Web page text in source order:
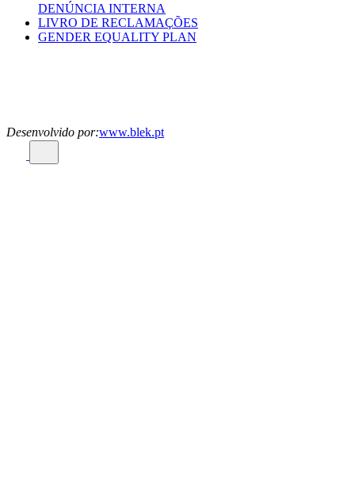
DENÚNCIA INTERNA
LIVRO DE RECLAMAÇÕES
GENDER EQUALITY PLAN
Desenvolvido por:www.blek.pt